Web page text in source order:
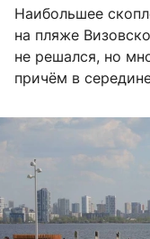
Наибольшее
на пляже
не решался, но
причём в